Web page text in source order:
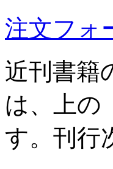
注文フォ
近刊書籍
は、上の
す。刊行